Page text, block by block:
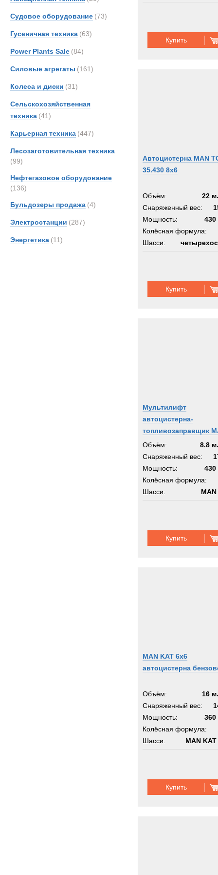
Судовое оборудование (73)
Гусеничная техника (63)
Power Plants Sale (84)
Силовые агрегаты (161)
Колеса и диски (31)
Сельскохозяйственная
техника (41)
Карьерная техника (447)
Лесозаготовительная техника
(99)
Нефтегазовое оборудование
(136)
Бульдозеры продажа (4)
Электростанции (287)
Энергетика (11)
Купить
Автоцистерна MAN
35.430 8x6
Объём:
22
Снаряженный вес:
Мощность:
430
Колёсная формула:
Шасси:
Купить
Мультилифт
автоцистерна-
топливозаправщик
KAT
Объём:
8.8
Снаряженный вес:
Мощность:
430
Колёсная формула:
Шасси:
Купить
MAN KAT 6x6
автоцистерна
Объём:
16
Снаряженный вес:
Мощность:
360
Колёсная формула:
Шасси:
MAN
Купить